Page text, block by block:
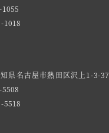
1018
県名古屋市熱田区沢上1-3-37
5518